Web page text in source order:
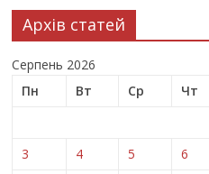
Архів статей
Серпень 2026
Пн
Вт Ср Чт
3
4 5 6